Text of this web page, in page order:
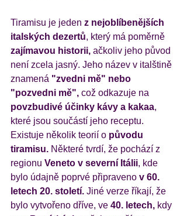
Tiramisu je jeden z nejoblíbenějších
italských dezertů, který má poměrně
zajímavou historii, ačkoliv jeho původ
není zcela jasný. Jeho název v italštině
znamená "zvedni mě" nebo
"pozvedni mě", což odkazuje na
povzbudivé účinky kávy a kakaa,
které jsou součástí jeho receptu.
Existuje několik teorií o původu
tiramisu. Některé tvrdí, že pochází z
regionu Veneto v severní Itálii, kde
bylo údajně poprvé připraveno v 60.
letech 20. století. Jiné verze říkají, že
bylo vytvořeno dříve, ve 40. letech, kdy